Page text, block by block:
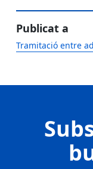
Publicat a
Tramitació entre